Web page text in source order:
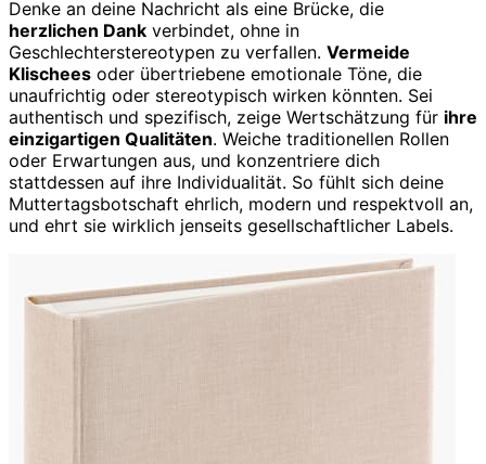
Denke an deine Nachricht als eine Brücke, die
herzlichen Dank verbindet, ohne in
Geschlechterstereotypen zu verfallen. Vermeide
Klischees oder übertriebene emotionale Töne, die
unaufrichtig oder stereotypisch wirken könnten. Sei
authentisch und spezifisch, zeige Wertschätzung für ihre
einzigartigen Qualitäten. Weiche traditionellen Rollen
oder Erwartungen aus, und konzentriere dich
stattdessen auf ihre Individualität. So fühlt sich deine
Muttertagsbotschaft ehrlich, modern und respektvoll an,
und ehrt sie wirklich jenseits gesellschaftlicher Labels.